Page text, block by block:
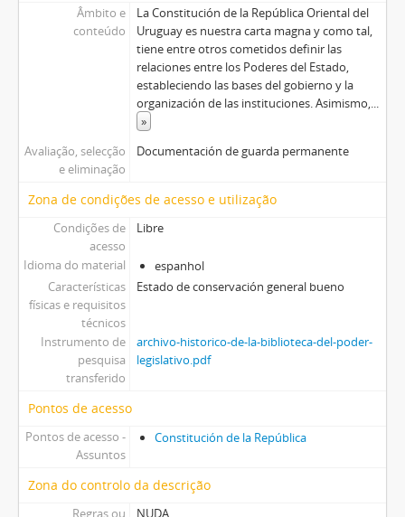
Âmbito e
conteúdo
La Constitución de la República Oriental del
Uruguay es nuestra carta magna y como tal,
tiene entre otros cometidos definir las
relaciones entre los Poderes del Estado,
estableciendo las bases del gobierno y la
organización de las instituciones. Asimismo,
»
Avaliação, selecção
e eliminação
Documentación de guarda permanente
Zona de condições de acesso e utilização
Condições de
acesso
Libre
Idioma do material
espanhol
Características
físicas e requisitos
técnicos
Estado de conservación general bueno
Instrumento de
pesquisa
transferido
archivo-historico-de-la-biblioteca-del-poder-
legislativo.pdf
Pontos de acesso
Pontos de acesso -
Assuntos
Constitución de la República
Zona do controlo da descrição
Regras ou
NUDA